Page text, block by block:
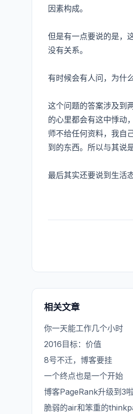
因素构成。
但是有一点要说的是，
没有关系。
有时候会有人问，为什
这个问题的答案涉及到
的心里都会有这中悸动
师不给任何资料，我自
到的东西。所以与其说
最后其实还要说到生活
相关文章
你一天能工作几个小时
2016目标：价值
8号不迁，博客要挂
一个终点也是一个开始
博客PageRank升级到3啦
脆弱的air和笨重的